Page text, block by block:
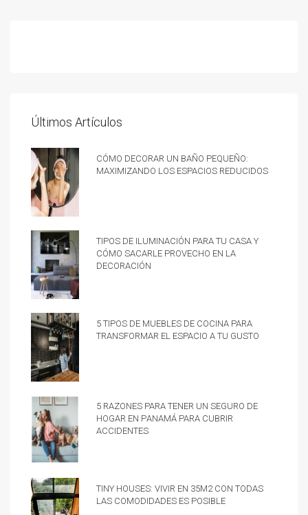
Últimos Artículos
Cómo decorar un baño pequeño:
Maximizando los espacios reducidos
Tipos de iluminación para tu casa y
cómo sacarle provecho en la
decoración
5 tipos de muebles de cocina para
transformar el espacio a tu gusto
5 razones para tener un Seguro de
hogar en Panamá para cubrir
accidentes
Tiny Houses: vivir en 35m2 con todas
las comodidades es posible